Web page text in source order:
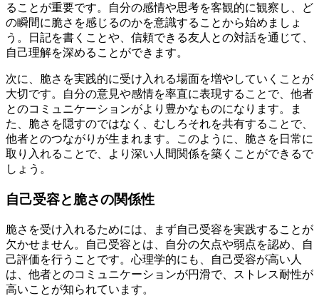
ることが重要です。自分の感情や思考を客観的に観察し、ど
の瞬間に脆さを感じるのかを意識することから始めましょ
う。日記を書くことや、信頼できる友人との対話を通じて、
自己理解を深めることができます。
次に、脆さを実践的に受け入れる場面を増やしていくことが
大切です。自分の意見や感情を率直に表現することで、他者
とのコミュニケーションがより豊かなものになります。ま
た、脆さを隠すのではなく、むしろそれを共有することで、
他者とのつながりが生まれます。このように、脆さを日常に
取り入れることで、より深い人間関係を築くことができるで
しょう。
自己受容と脆さの関係性
脆さを受け入れるためには、まず自己受容を実践することが
欠かせません。自己受容とは、自分の欠点や弱点を認め、自
己評価を行うことです。心理学的にも、自己受容が高い人
は、他者とのコミュニケーションが円滑で、ストレス耐性が
高いことが知られています。